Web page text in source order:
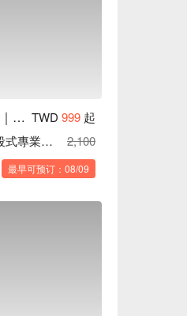
EGO Hair 自我髮藝 內湖館｜藝人網紅名店 TWD 999 起
法國 RF 頭皮養護 SPA｜七段式專業檢測｜髮界愛馬仕品質
2,100
最早可预订：08/09